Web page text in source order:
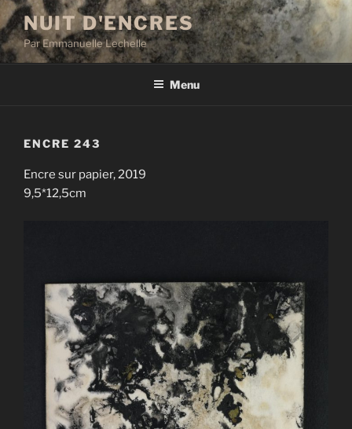
Aller
au
contenu
principal
NUIT D'ENCRES
Par Emmanuelle Lechelle
Menu
ENCRE 243
Encre sur papier, 2019
9,5*12,5cm